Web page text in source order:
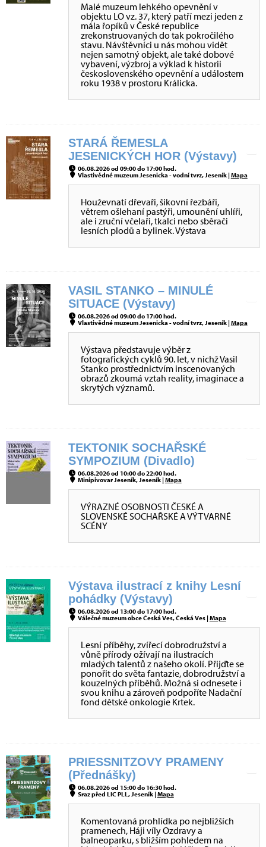
Malé muzeum lehkého opevnění v
objektu LO vz. 37, který patří mezi jeden z
mála řopíků v České republice
zrekonstruovaných do tak pokročilého
stavu. Návštěvníci u nás mohou vidět
nejen samotný objekt, ale také dobové
vybavení, výzbroj a výklad k historii
československého opevnění a událostem
roku 1938 v prostoru Králicka.
STARÁ ŘEMESLA
JESENICKÝCH HOR (Výstavy)
06.08.2026 od 09:00 do 17:00 hod.
Vlastivědné muzeum Jesenicka - vodní tvrz, Jeseník |Mapa
Houževnatí dřevaři, šikovní řezbáři,
větrem ošlehaní pastýři, umounění uhlíři,
ale i zruční včelaři, tkalci nebo sběrači
lesních plodů a bylinek. Výstava
VASIL STANKO – MINULÉ
SITUACE (Výstavy)
06.08.2026 od 09:00 do 17:00 hod.
Vlastivědné muzeum Jesenicka - vodní tvrz, Jeseník |Mapa
Výstava představuje výběr z
fotografických cyklů 90. let, v nichž Vasil
Stanko prostřednictvím inscenovaných
obrazů zkoumá vztah reality, imaginace a
skrytých významů.
TEKTONIK SOCHAŘSKÉ
SYMPOZIUM (Divadlo)
06.08.2026 od 10:00 do 22:00 hod.
Minipivovar Jeseník, Jeseník |Mapa
VÝRAZNÉ OSOBNOSTI ČESKÉ A
SLOVENSKÉ SOCHAŘSKÉ A VÝTVARNÉ
SCÉNY
Výstava ilustrací z knihy Lesní
pohádky (Výstavy)
06.08.2026 od 13:00 do 17:00 hod.
Válečné muzeum obce Česká Ves, Česká Ves |Mapa
Lesní příběhy, zvířecí dobrodružství a
vůně přírody ožívají na ilustracích
mladých talentů z našeho okolí. Přijďte se
ponořit do světa fantazie, dobrodružství a
kouzelných příběhů. Možná si odnesete i
svou knihu a zároveň podpoříte Nadační
fond dětské onkologie Krtek.
PRIESSNITZOVY PRAMENY
(Přednášky)
06.08.2026 od 15:00 do 16:30 hod.
Sraz před LIC PLL, Jeseník |Mapa
Komentovaná prohlídka po nejbližších
pramenech, Háji víly Ozdravy a
balneoparku, s bližším pohledem na